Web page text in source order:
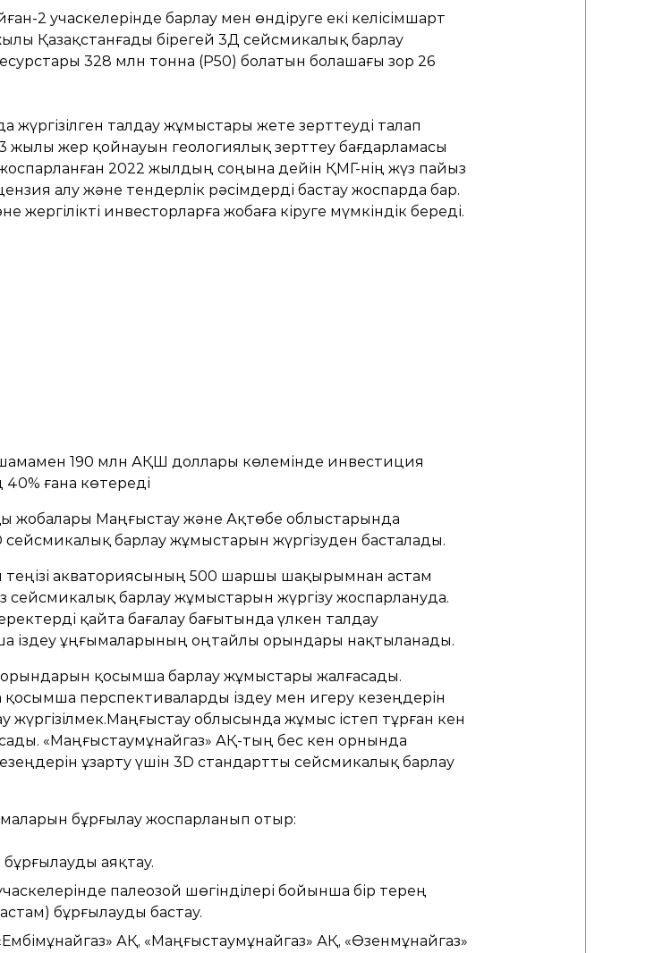
2 учаскелерінде барлау мен өндіруге екі келісімшарт
Қазақстанғады бірегей 3Д сейсмикалық барлау
328 млн тонна (Р50) болатын болашағы зор 26
жүргізілген талдау жұмыстары жете зерттеуді талап
жылы жер қойнауын геологиялық зерттеу бағдарламасы
2022 жылдың соңына дейін ҚМГ-нің жүз пайыз
алу және тендерлік рәсімдерді бастау жоспарда бар.
инвесторларға жобаға кіруге мүмкіндік береді.
190 млн АҚШ доллары көлемінде инвестиция
ғана көтереді
жобалары Маңғыстау және Ақтөбе облыстарында
барлау жұмыстарын жүргізуден басталады.
теңізі акваториясының 500 шаршы шақырымнан астам
сейсмикалық барлау жұмыстарын жүргізу жоспарлануда.
қайта бағалау бағытында үлкен талдау
іздеу ұңғымаларының оңтайлы орындары нақтыланады.
қосымша барлау жұмыстары жалғасады.
перспективаларды іздеу мен игеру кезеңдерін
жүргізілмек.Маңғыстау облысында жұмыс істеп тұрған кен
«Маңғыстаумұнайгаз» АҚ-тың бес кен орнында
ұзарту үшін 3D стандартты сейсмикалық барлау
бұрғылау жоспарланып отыр:
бұрғылауды аяқтау.
палеозой шөгінділері бойынша бір терең
бұрғылауды бастау.
АҚ, «Маңғыстаумұнайгаз» АҚ, «Өзенмұнайгаз»